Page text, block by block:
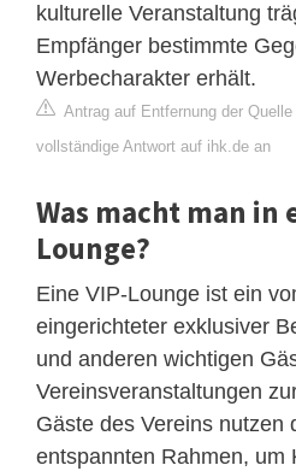
kulturelle Veranstaltung
Empfänger bestimmte
Werbecharakter erhält.
Antrag auf Entfernung der Quelle
vollständige Antwort auf ihk.de an
Was macht man in
Lounge?
Eine VIP-Lounge ist ein
eingerichteter exklusiver
und anderen wichtigen
Vereinsveranstaltungen
Gäste des Vereins nutzen
entspannten Rahmen, um